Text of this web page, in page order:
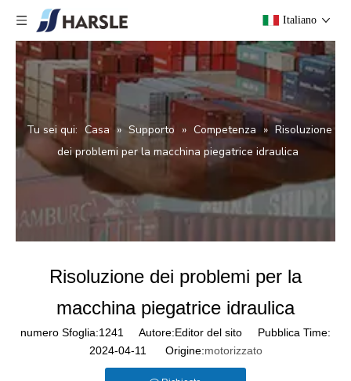
Italiano
Tu sei qui: Casa » Supporto » Competenza » Risoluzione
dei problemi per la macchina piegatrice idraulica
Risoluzione dei problemi per la
macchina piegatrice idraulica
numero Sfoglia:1241
Autore:Editor del sito Pubblica Time:
2024-04-11 Origine:motorizzato